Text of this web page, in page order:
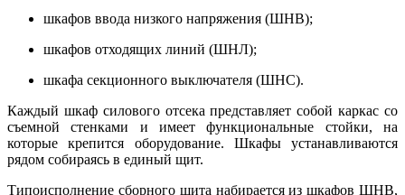
шкафов ввода низкого напряжения (ШНВ);
шкафов отходящих линий (ШНЛ);
шкафа секционного выключателя (ШНС).
Каждый шкаф силового отсека представляет собой каркас со
съемной стенками и имеет функциональные стойки, на
которые крепится оборудование. Шкафы устанавливаются
рядом собираясь в единый щит.
Типоисполнение сборного щита набирается из шкафов ШНВ,